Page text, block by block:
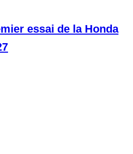
essai de la Honda